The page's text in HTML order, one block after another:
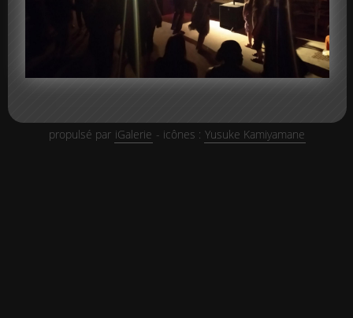
propulsé par iGalerie - icônes : Yusuke Kamiyamane